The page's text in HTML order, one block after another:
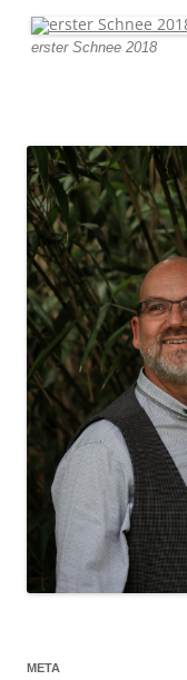
erster Schnee 2018
META